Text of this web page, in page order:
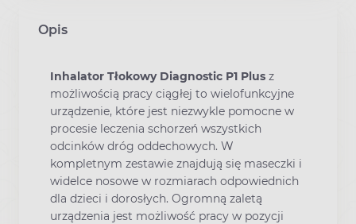
Opis
Inhalator Tłokowy Diagnostic P1 Plus z
możliwością pracy ciągłej to wielofunkcyjne
urządzenie, które jest niezwykle pomocne w
procesie leczenia schorzeń wszystkich
odcinków dróg oddechowych. W
kompletnym zestawie znajdują się maseczki i
widelce nosowe w rozmiarach odpowiednich
dla dzieci i dorosłych. Ogromną zaletą
urządzenia jest możliwość pracy w pozycji